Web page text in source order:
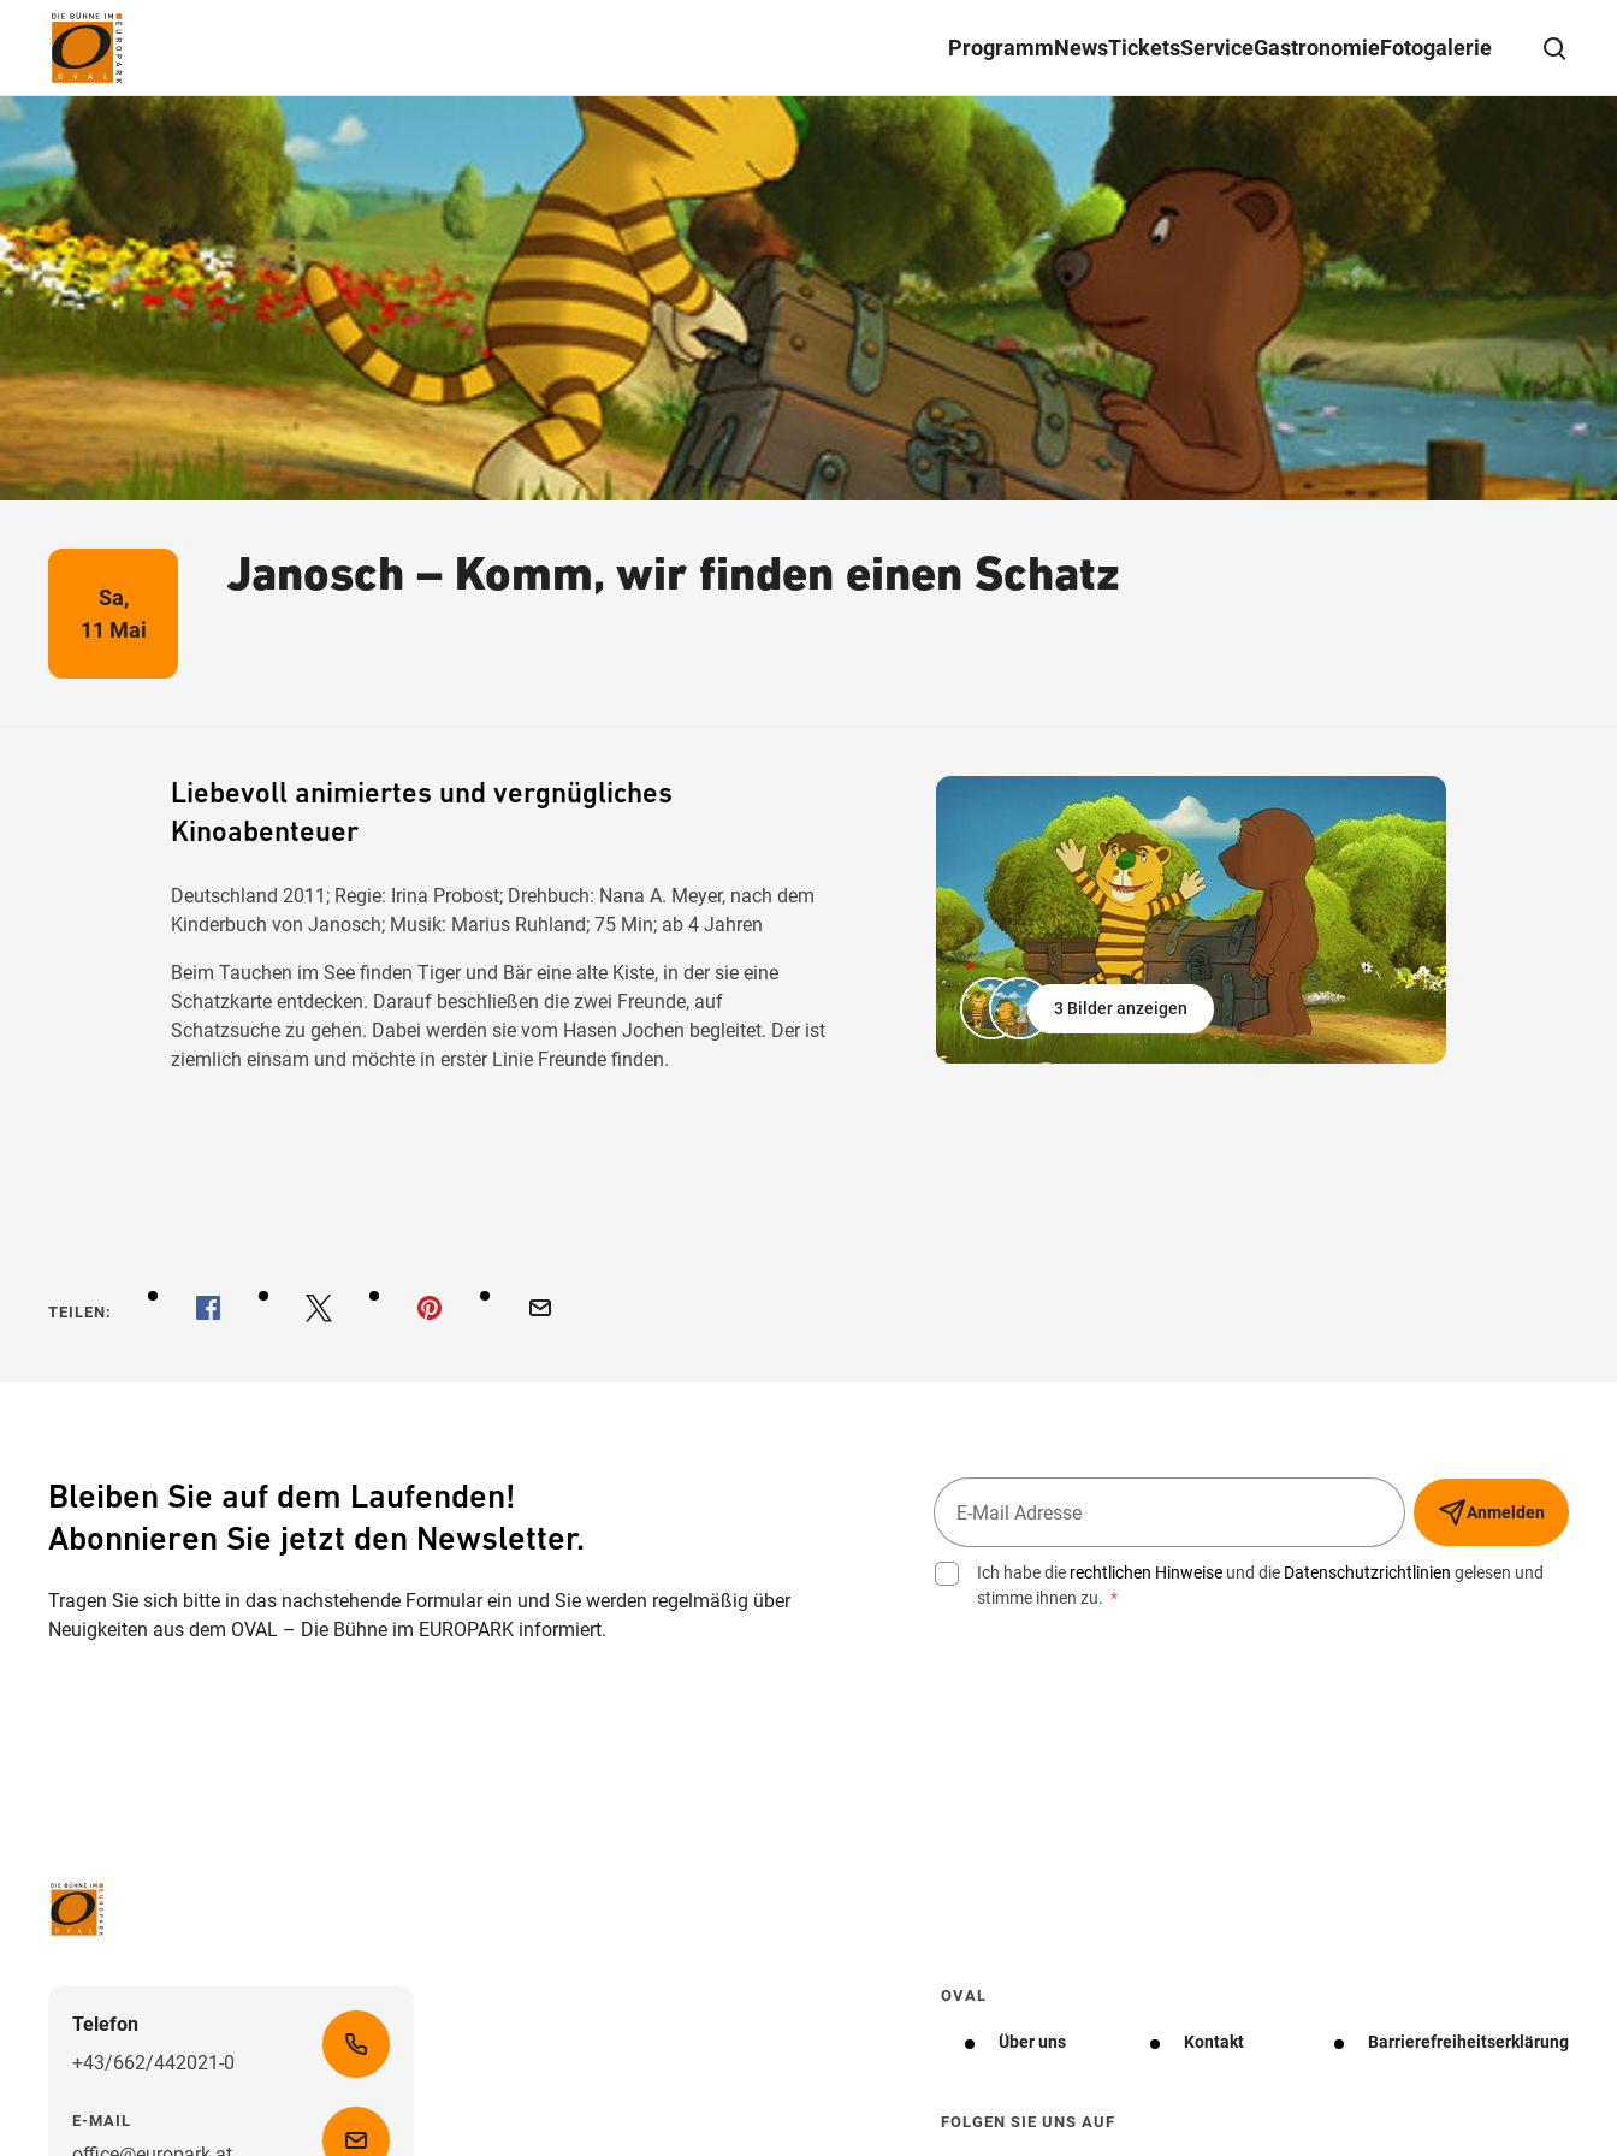
ProgrammNewsTicketsServiceGastronomieFotogalerie
Wegbeschreibung erhalten
Sa,
11 Mai
Janosch – Komm, wir finden einen Schatz
Liebevoll animiertes und vergnügliches
Kinoabenteuer
Deutschland 2011; Regie: Irina Probost; Drehbuch: Nana A. Meyer, nach dem
Kinderbuch von Janosch; Musik: Marius Ruhland; 75 Min; ab 4 Jahren
Beim Tauchen im See finden Tiger und Bär eine alte Kiste, in der sie eine
Schatzkarte entdecken. Darauf beschließen die zwei Freunde, auf
Schatzsuche zu gehen. Dabei werden sie vom Hasen Jochen begleitet. Der ist
ziemlich einsam und möchte in erster Linie Freunde finden.
3 Bilder anzeigen
TEILEN:
Bleiben Sie auf dem Laufenden!
Abonnieren Sie jetzt den Newsletter.
Tragen Sie sich bitte in das nachstehende Formular ein und Sie werden regelmäßig über
Neuigkeiten aus dem OVAL – Die Bühne im EUROPARK informiert.
Anmelden
Ich habe die rechtlichen Hinweise und die Datenschutzrichtlinien gelesen und
stimme ihnen zu. *
Telefon
+43/662/442021-0
E-MAIL
OVAL
Über uns Kontakt Barrierefreiheitserklärung
FOLGEN SIE UNS AUF